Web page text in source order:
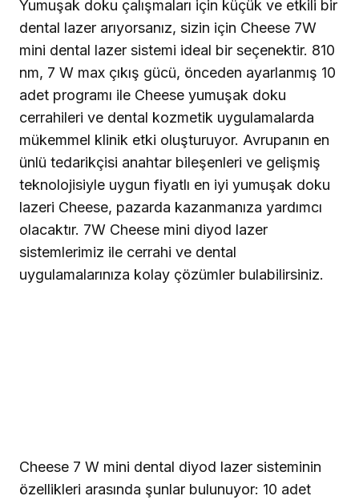
Yumuşak doku çalışmaları için küçük ve etkili bir
dental lazer arıyorsanız, sizin için Cheese 7W
mini dental lazer sistemi ideal bir seçenektir. 810
nm, 7 W max çıkış gücü, önceden ayarlanmış 10
adet programı ile Cheese yumuşak doku
cerrahileri ve dental kozmetik uygulamalarda
mükemmel klinik etki oluşturuyor. Avrupanın en
ünlü tedarikçisi anahtar bileşenleri ve gelişmiş
teknolojisiyle uygun fiyatlı en iyi yumuşak doku
lazeri Cheese, pazarda kazanmanıza yardımcı
olacaktır. 7W Cheese mini diyod lazer
sistemlerimiz ile cerrahi ve dental
uygulamalarınıza kolay çözümler bulabilirsiniz.
Cheese 7 W mini dental diyod lazer sisteminin
özellikleri arasında şunlar bulunuyor: 10 adet